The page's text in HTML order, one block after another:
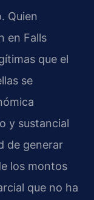
Quien
en Falls
que el
se
y sustancial
de generar
los montos
que no ha